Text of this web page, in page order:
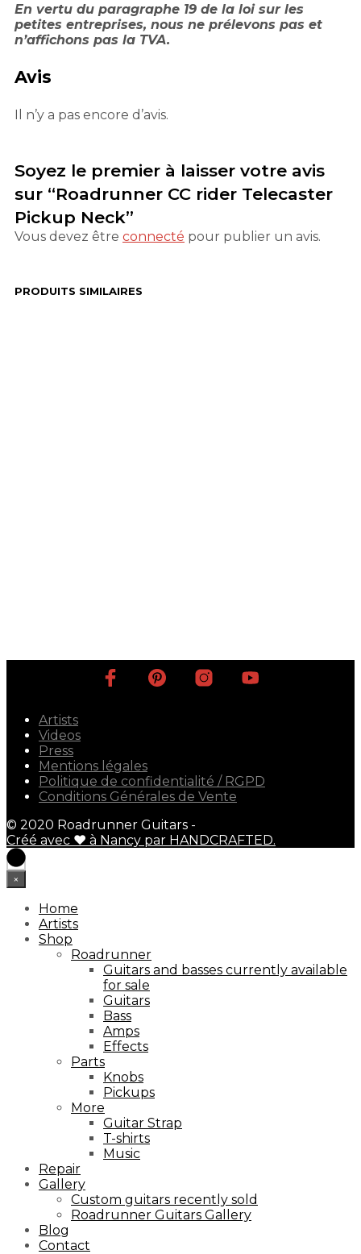
En vertu du paragraphe 19 de la loi sur les
petites entreprises, nous ne prélevons pas et
n’affichons pas la TVA.
Avis
Il n’y a pas encore d’avis.
Soyez le premier à laisser votre avis
sur “Roadrunner CC rider Telecaster
Pickup Neck”
Vous devez être connecté pour publier un avis.
PRODUITS SIMILAIRES
Artists
Videos
Press
Mentions légales
Politique de confidentialité / RGPD
Conditions Générales de Vente
© 2020 Roadrunner Guitars -
Créé avec ♥ à Nancy par HANDCRAFTED.
×
Home
Artists
Shop
Roadrunner
Guitars and basses currently available
for sale
Guitars
Bass
Amps
Effects
Parts
Knobs
Pickups
More
Guitar Strap
T-shirts
Music
Repair
Gallery
Custom guitars recently sold
Roadrunner Guitars Gallery
Blog
Contact